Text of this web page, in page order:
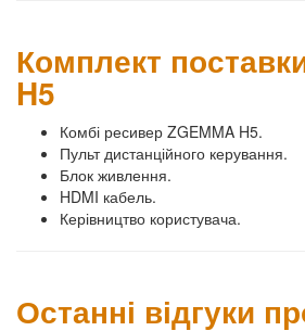
Комплект
H5
Комбі ресивер ZGEMMA H5.
Пульт дистанційного керування.
Блок живлення.
HDMI кабель.
Керівництво користувача.
Останні відгуки